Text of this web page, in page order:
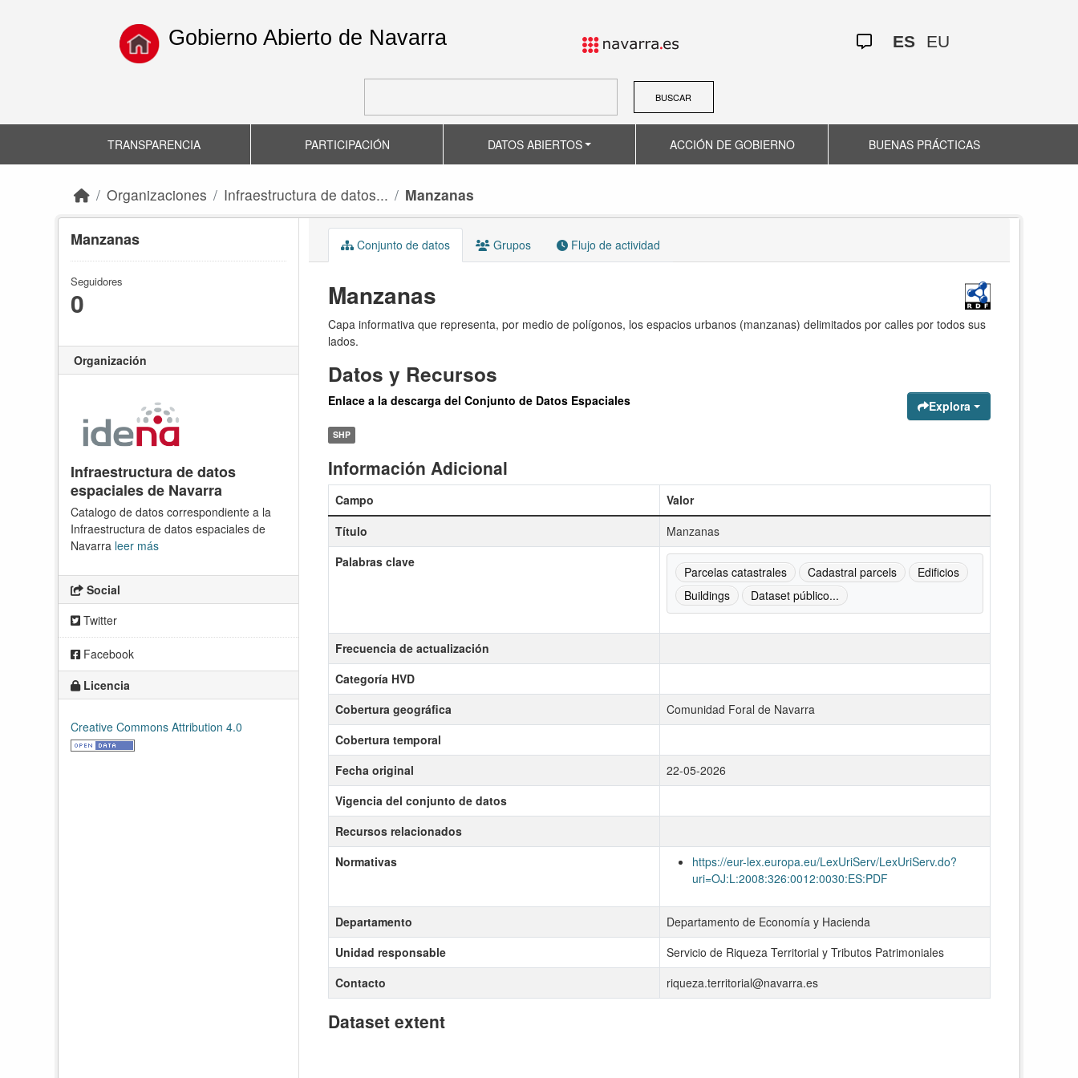
Gobierno Abierto de Navarra ES EU
BUSCAR
TRANSPARENCIA PARTICIPACIÓN DATOS ABIERTOS ACCIÓN DE GOBIERNO BUENAS PRÁCTICAS
Organizaciones Infraestructura de datos... Manzanas
Manzanas
Seguidores
0
Organización
Infraestructura de datos
espaciales de Navarra
Catalogo de datos correspondiente a la
Infraestructura de datos espaciales de
Navarra leer más
Social
Twitter
Facebook
Licencia
Creative Commons Attribution 4.0
Conjunto de datos Grupos Flujo de actividad
Manzanas
Capa informativa que representa, por medio de polígonos, los espacios urbanos (manzanas) delimitados por calles por todos sus
lados.
Datos y Recursos
Enlace a la descarga del Conjunto de Datos Espaciales
SHP
Explora
Información Adicional
Campo
Valor
Título
Manzanas
Palabras clave
Parcelas catastrales Cadastral parcels
Edificios
Buildings
Dataset público...
Frecuencia de actualización
Categoría HVD
Cobertura geográfica
Comunidad Foral de Navarra
Cobertura temporal
Fecha original
22-05-2026
Vigencia del conjunto de datos
Recursos relacionados
Normativas
https://eur-lex.europa.eu/LexUriServ/LexUriServ.do?
uri=OJ:L:2008:326:0012:0030:ES:PDF
Departamento
Departamento de Economía y Hacienda
Unidad responsable
Servicio de Riqueza Territorial y Tributos Patrimoniales
Contacto
riqueza.territorial@navarra.es
Dataset extent